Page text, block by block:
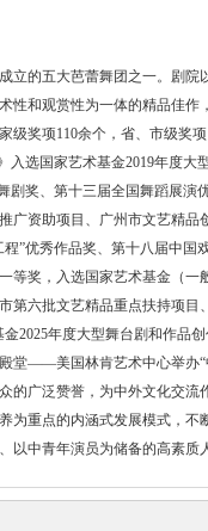
的五大芭蕾舞团之一。剧院
性和观赏性为一体的精品佳
奖项110余个，省、市级奖
入选国家艺术基金2019年度
剧奖、第十三届全国舞蹈展演
广资助项目、广州市文艺精
”优秀作品奖、第十八届中
等奖，入选国家艺术基金（
第六批文艺精品重点扶持项
2025年度大型舞台剧和作品
——美国林肯艺术中心举办“
的广泛赞誉，为中外文化交流
重点的内涵式发展模式，不
以中青年演员为储备的高素质